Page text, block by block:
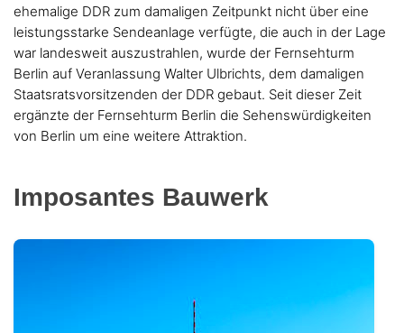
ehemalige DDR zum damaligen Zeitpunkt nicht über eine
leistungsstarke Sendeanlage verfügte, die auch in der Lage
war landesweit auszustrahlen, wurde der Fernsehturm
Berlin auf Veranlassung Walter Ulbrichts, dem damaligen
Staatsratsvorsitzenden der DDR gebaut. Seit dieser Zeit
ergänzte der Fernsehturm Berlin die Sehenswürdigkeiten
von Berlin um eine weitere Attraktion.
Imposantes Bauwerk